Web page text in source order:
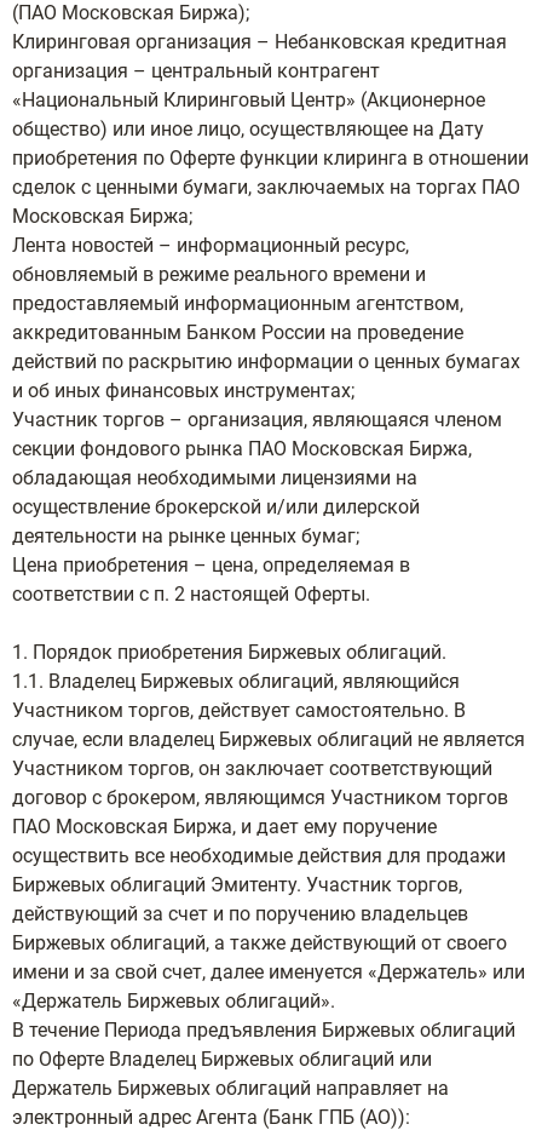
(ПАО Московская Биржа);
Клиринговая организация – Небанковская кредитная
организация – центральный контрагент
«Национальный Клиринговый Центр» (Акционерное
общество) или иное лицо, осуществляющее на Дату
приобретения по Оферте функции клиринга в отношении
сделок с ценными бумаги, заключаемых на торгах ПАО
Московская Биржа;
Лента новостей – информационный ресурс,
обновляемый в режиме реального времени и
предоставляемый информационным агентством,
аккредитованным Банком России на проведение
действий по раскрытию информации о ценных бумагах
и об иных финансовых инструментах;
Участник торгов – организация, являющаяся членом
секции фондового рынка ПАО Московская Биржа,
обладающая необходимыми лицензиями на
осуществление брокерской и/или дилерской
деятельности на рынке ценных бумаг;
Цена приобретения – цена, определяемая в
соответствии с п. 2 настоящей Оферты.
1. Порядок приобретения Биржевых облигаций.
1.1. Владелец Биржевых облигаций, являющийся
Участником торгов, действует самостоятельно. В
случае, если владелец Биржевых облигаций не является
Участником торгов, он заключает соответствующий
договор с брокером, являющимся Участником торгов
ПАО Московская Биржа, и дает ему поручение
осуществить все необходимые действия для продажи
Биржевых облигаций Эмитенту. Участник торгов,
действующий за счет и по поручению владельцев
Биржевых облигаций, а также действующий от своего
имени и за свой счет, далее именуется «Держатель» или
«Держатель Биржевых облигаций».
В течение Периода предъявления Биржевых облигаций
по Оферте Владелец Биржевых облигаций или
Держатель Биржевых облигаций направляет на
электронный адрес Агента (Банк ГПБ (АО)):